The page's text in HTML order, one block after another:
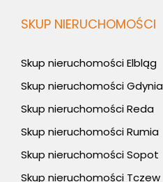
SKUP NIERUCHOMOŚCI
Skup nieruchomości Elbląg
Skup nieruchomości Gdynia
Skup nieruchomości Reda
Skup nieruchomości Rumia
Skup nieruchomości Sopot
Skup nieruchomości Tczew